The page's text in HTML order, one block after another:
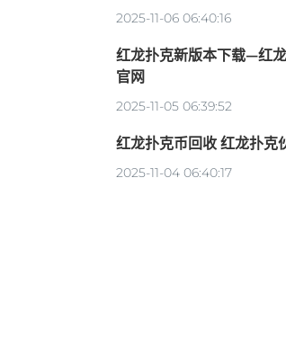
2025-11-06 06:40:16
红龙扑克新版本下载—红
官网
2025-11-05 06:39:52
红龙扑克币回收 红龙扑克
2025-11-04 06:40:17